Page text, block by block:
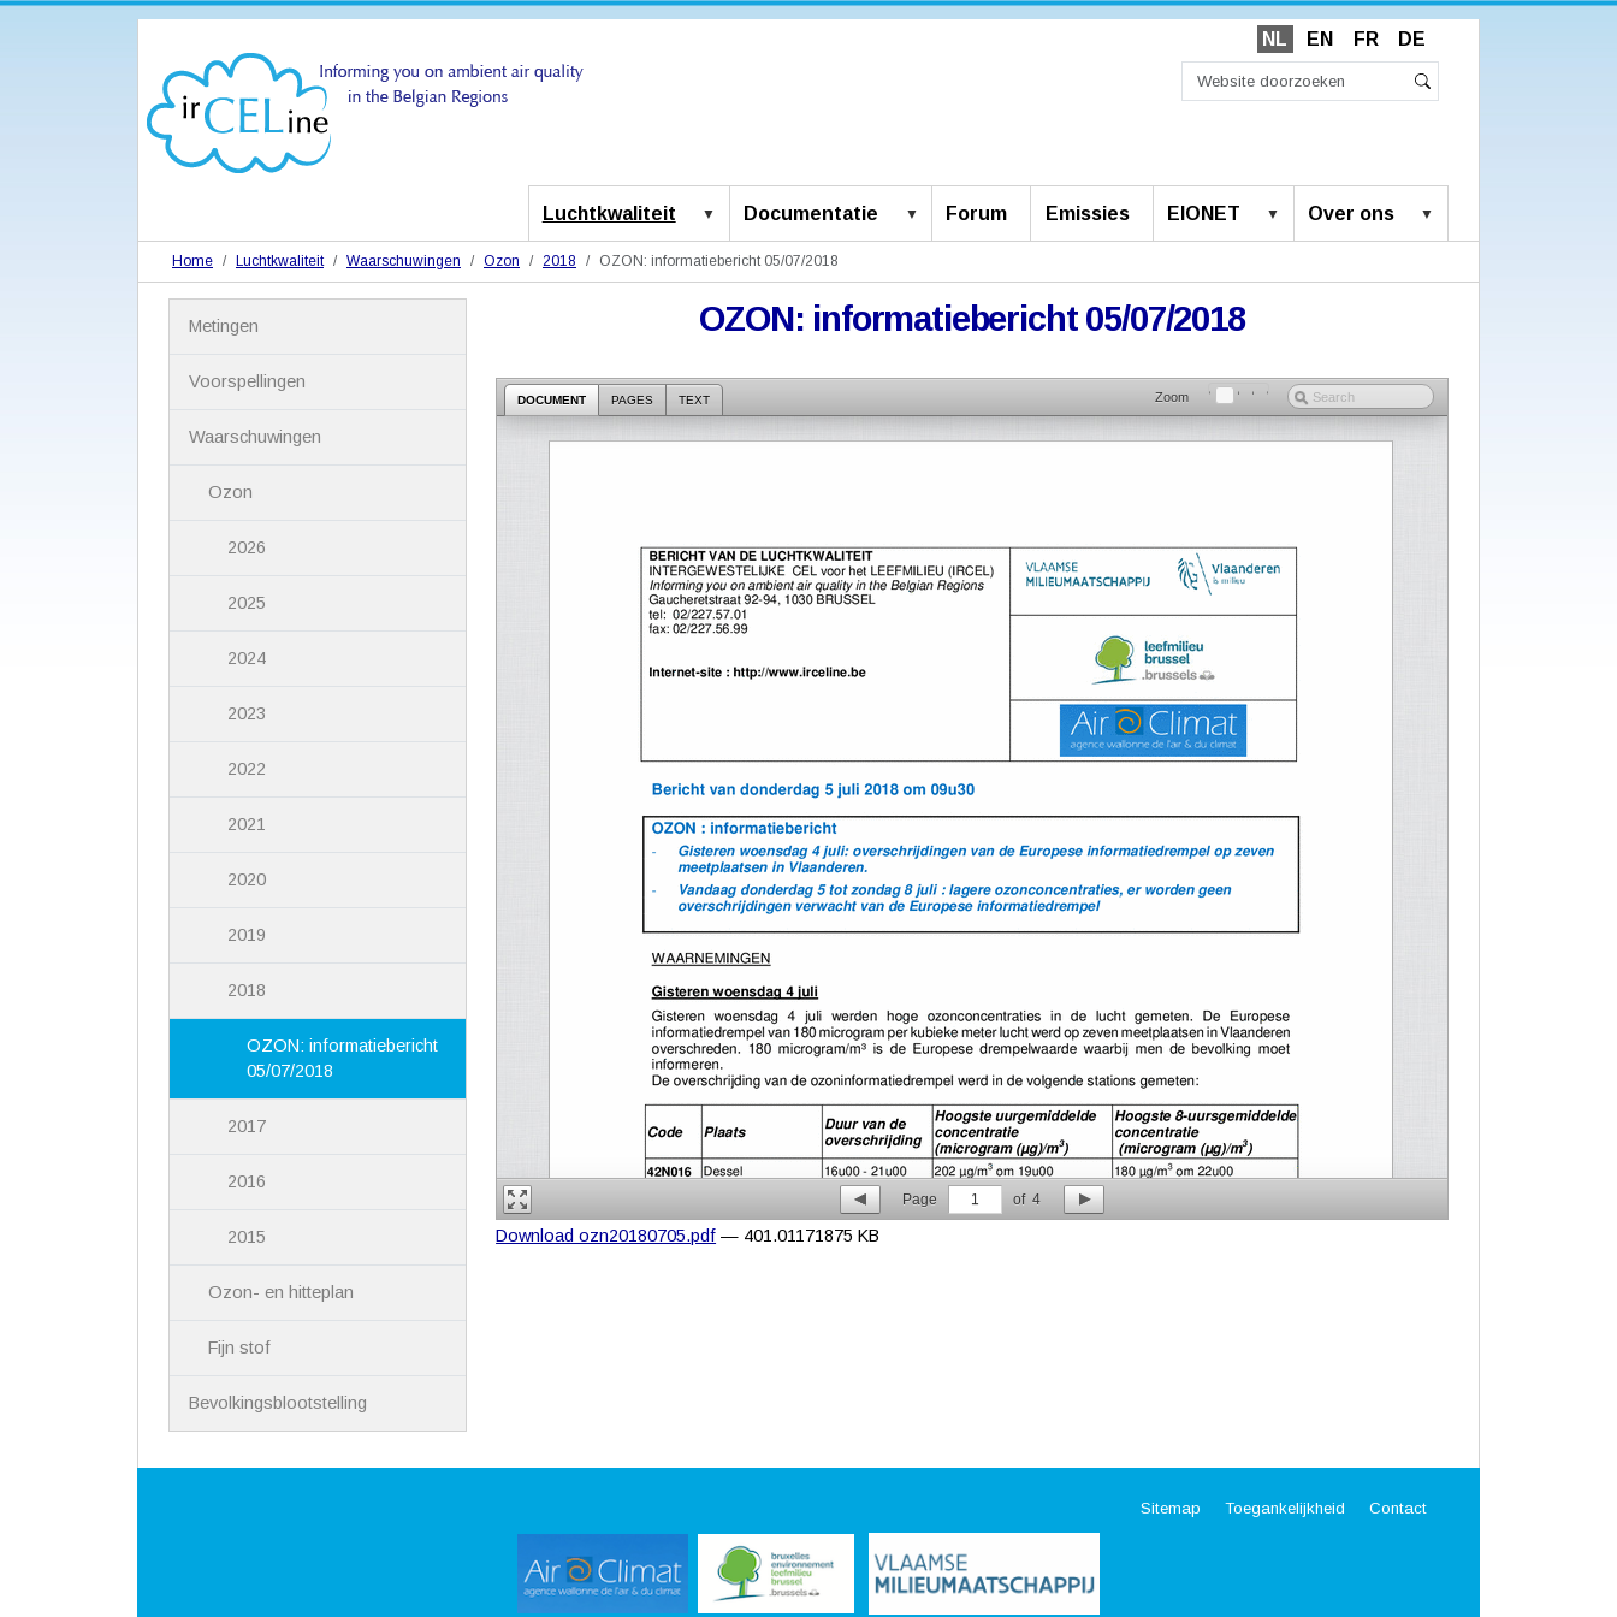
NL EN FR DE
Luchtkwaliteit Documentatie Forum Emissies EIONET Over ons
Home Luchtkwaliteit Waarschuwingen Ozon 2018 OZON: informatiebericht 05/07/2018
OZON: informatiebericht 05/07/2018
DOCUMENT PAGES TEXT Zoom
Page 1 of4
Download ozn20180705.pdf — 401.01171875 KB
Metingen
Voorspellingen
Waarschuwingen
Ozon
2026
2025
2024
2023
2022
2021
2020
2019
2018
OZON: informatiebericht
05/07/2018
2017
2016
2015
Ozon- en hitteplan
Fijn stof
Bevolkingsblootstelling
Sitemap Toegankelijkheid Contact